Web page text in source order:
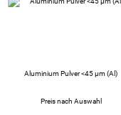
Aluminium Pulver <45 µm (Al)
Preis nach Auswahl